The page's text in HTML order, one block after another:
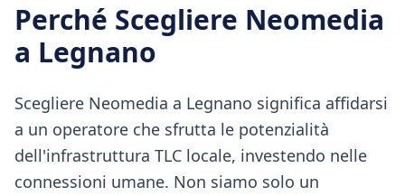
Perché Scegliere Neomedia
a Legnano
Scegliere Neomedia a Legnano significa affidarsi
a un operatore che sfrutta le potenzialità
dell'infrastruttura TLC locale, investendo nelle
connessioni umane. Non siamo solo un